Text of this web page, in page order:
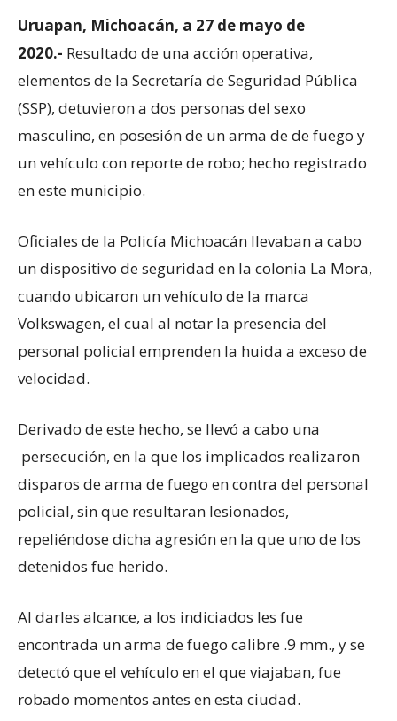
Uruapan, Michoacán, a 27 de mayo de
2020.- Resultado de una acción operativa,
elementos de la Secretaría de Seguridad Pública
(SSP), detuvieron a dos personas del sexo
masculino, en posesión de un arma de de fuego y
un vehículo con reporte de robo; hecho registrado
en este municipio.
Oficiales de la Policía Michoacán llevaban a cabo
un dispositivo de seguridad en la colonia La Mora,
cuando ubicaron un vehículo de la marca
Volkswagen, el cual al notar la presencia del
personal policial emprenden la huida a exceso de
velocidad.
Derivado de este hecho, se llevó a cabo una
persecución, en la que los implicados realizaron
disparos de arma de fuego en contra del personal
policial, sin que resultaran lesionados,
repeliéndose dicha agresión en la que uno de los
detenidos fue herido.
Al darles alcance, a los indiciados les fue
encontrada un arma de fuego calibre .9 mm., y se
detectó que el vehículo en el que viajaban, fue
robado momentos antes en esta ciudad.